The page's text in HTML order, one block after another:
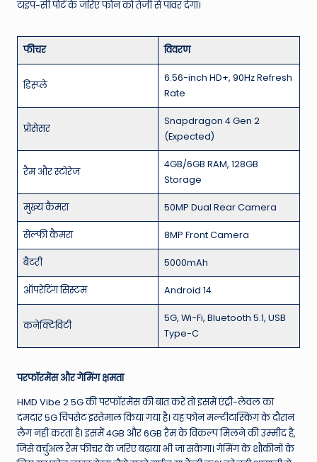
टाइप-सी पोर्ट के जरिए फोन को तेजी से पावर देगा।
फीचर विवरण
डिस्प्ले
6.56-inch HD+, 90Hz Refresh
Rate
प्रोसेसर
Snapdragon 4 Gen 2
(Expected)
रैम और स्टोरेज
4GB/6GB RAM, 128GB
Storage
मुख्य कैमरा 50MP Dual Rear Camera
सेल्फी कैमरा 8MP Front Camera
बैटरी 5000mAh
ऑपरेटिंग सिस्टम Android 14
कनेक्टिविटी
5G, Wi-Fi, Bluetooth 5.1, USB
Type-C
परफॉरमेंस और गेमिंग क्षमता
HMD Vibe 2 5G की परफॉरमेंस की बात करें तो इसमें एंट्री-लेवल का
दमदार 5G चिपसेट इस्तेमाल किया गया है। यह फोन मल्टीटास्किंग के दौरान
लैग नहीं करता है। इसमें 4GB और 6GB रैम के विकल्प मिलने की उम्मीद है,
जिसे वर्चुअल रैम फीचर के जरिए बढ़ाया भी जा सकेगा। गेमिंग के शौकीनों के